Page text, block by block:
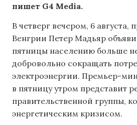
пишет G4 Media.
В четверг вечером, 6
Венгрии Петер Мадьяр
пятницы населению больше
добровольно сокращать
электроэнергии. Премьер-
в пятницу утром представит
правительственной группы,
энергетическим кризисом.